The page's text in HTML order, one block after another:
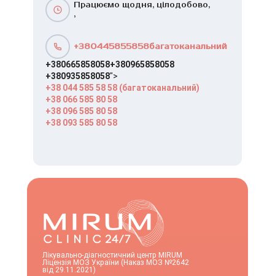
Працюємо щодня, цілодобово,
,
+380445855858багатоканальний
+380665858058+380965858058
+380935858058">
+38 044 585 58 58 (багатоканальний)
+38 066 585 80 58
+38 096 585 80 58
+38 093 585 80 58
Лікувально-діагностичний центр MIRUM
Ліцензія МОЗ України (Наказ МОЗ №2642
від 29.11.2021)